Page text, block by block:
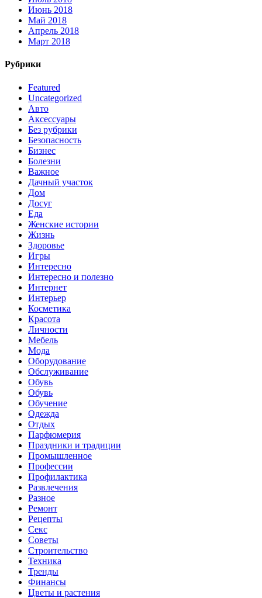
Июнь 2018
Май 2018
Апрель 2018
Март 2018
Рубрики
Featured
Uncategorized
Авто
Аксессуары
Без рубрики
Безопасность
Бизнес
Болезни
Важное
Дачный участок
Дом
Досуг
Еда
Женские истории
Жизнь
Здоровье
Игры
Интересно
Интересно и полезно
Интернет
Интерьер
Косметика
Красота
Личности
Мебель
Мода
Оборудование
Обслуживание
Обувь
Обувь
Обучение
Одежда
Отдых
Парфюмерия
Праздники и традиции
Промышленное
Профессии
Профилактика
Развлечения
Разное
Ремонт
Рецепты
Секс
Советы
Строительство
Техника
Тренды
Финансы
Цветы и растения